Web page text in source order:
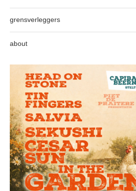
grensverleggers
about